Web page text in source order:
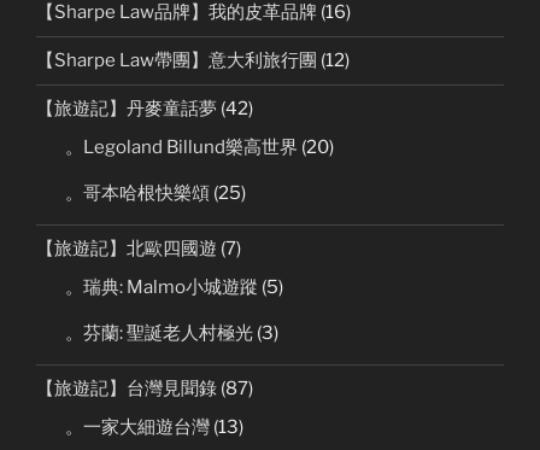
【Sharpe Law品牌】我的皮革品牌 (16)
【Sharpe Law帶團】意大利旅行團 (12)
【旅遊記】丹麥童話夢 (42)
。Legoland Billund樂高世界 (20)
。哥本哈根快樂頌 (25)
【旅遊記】北歐四國遊 (7)
。瑞典: Malmo小城遊蹤 (5)
。芬蘭: 聖誕老人村極光 (3)
【旅遊記】台灣見聞錄 (87)
。一家大細遊台灣 (13)